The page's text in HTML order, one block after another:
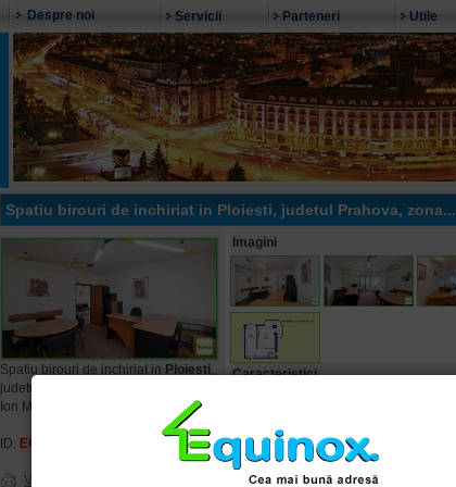
Despre noi Servicii Parteneri Utile
Spatiu birouri de inchiriat in Ploiesti, judetul Prahova, zona...
Spatiu birouri de inchiriat in Ploiesti,
judetul Prahova, zona Ultracentrala-
Ion Maiorescu
ID: ECX16784
Vreau detalii despre oferta
Imagini
Caracteristici
Etaj:
Numar nivele: